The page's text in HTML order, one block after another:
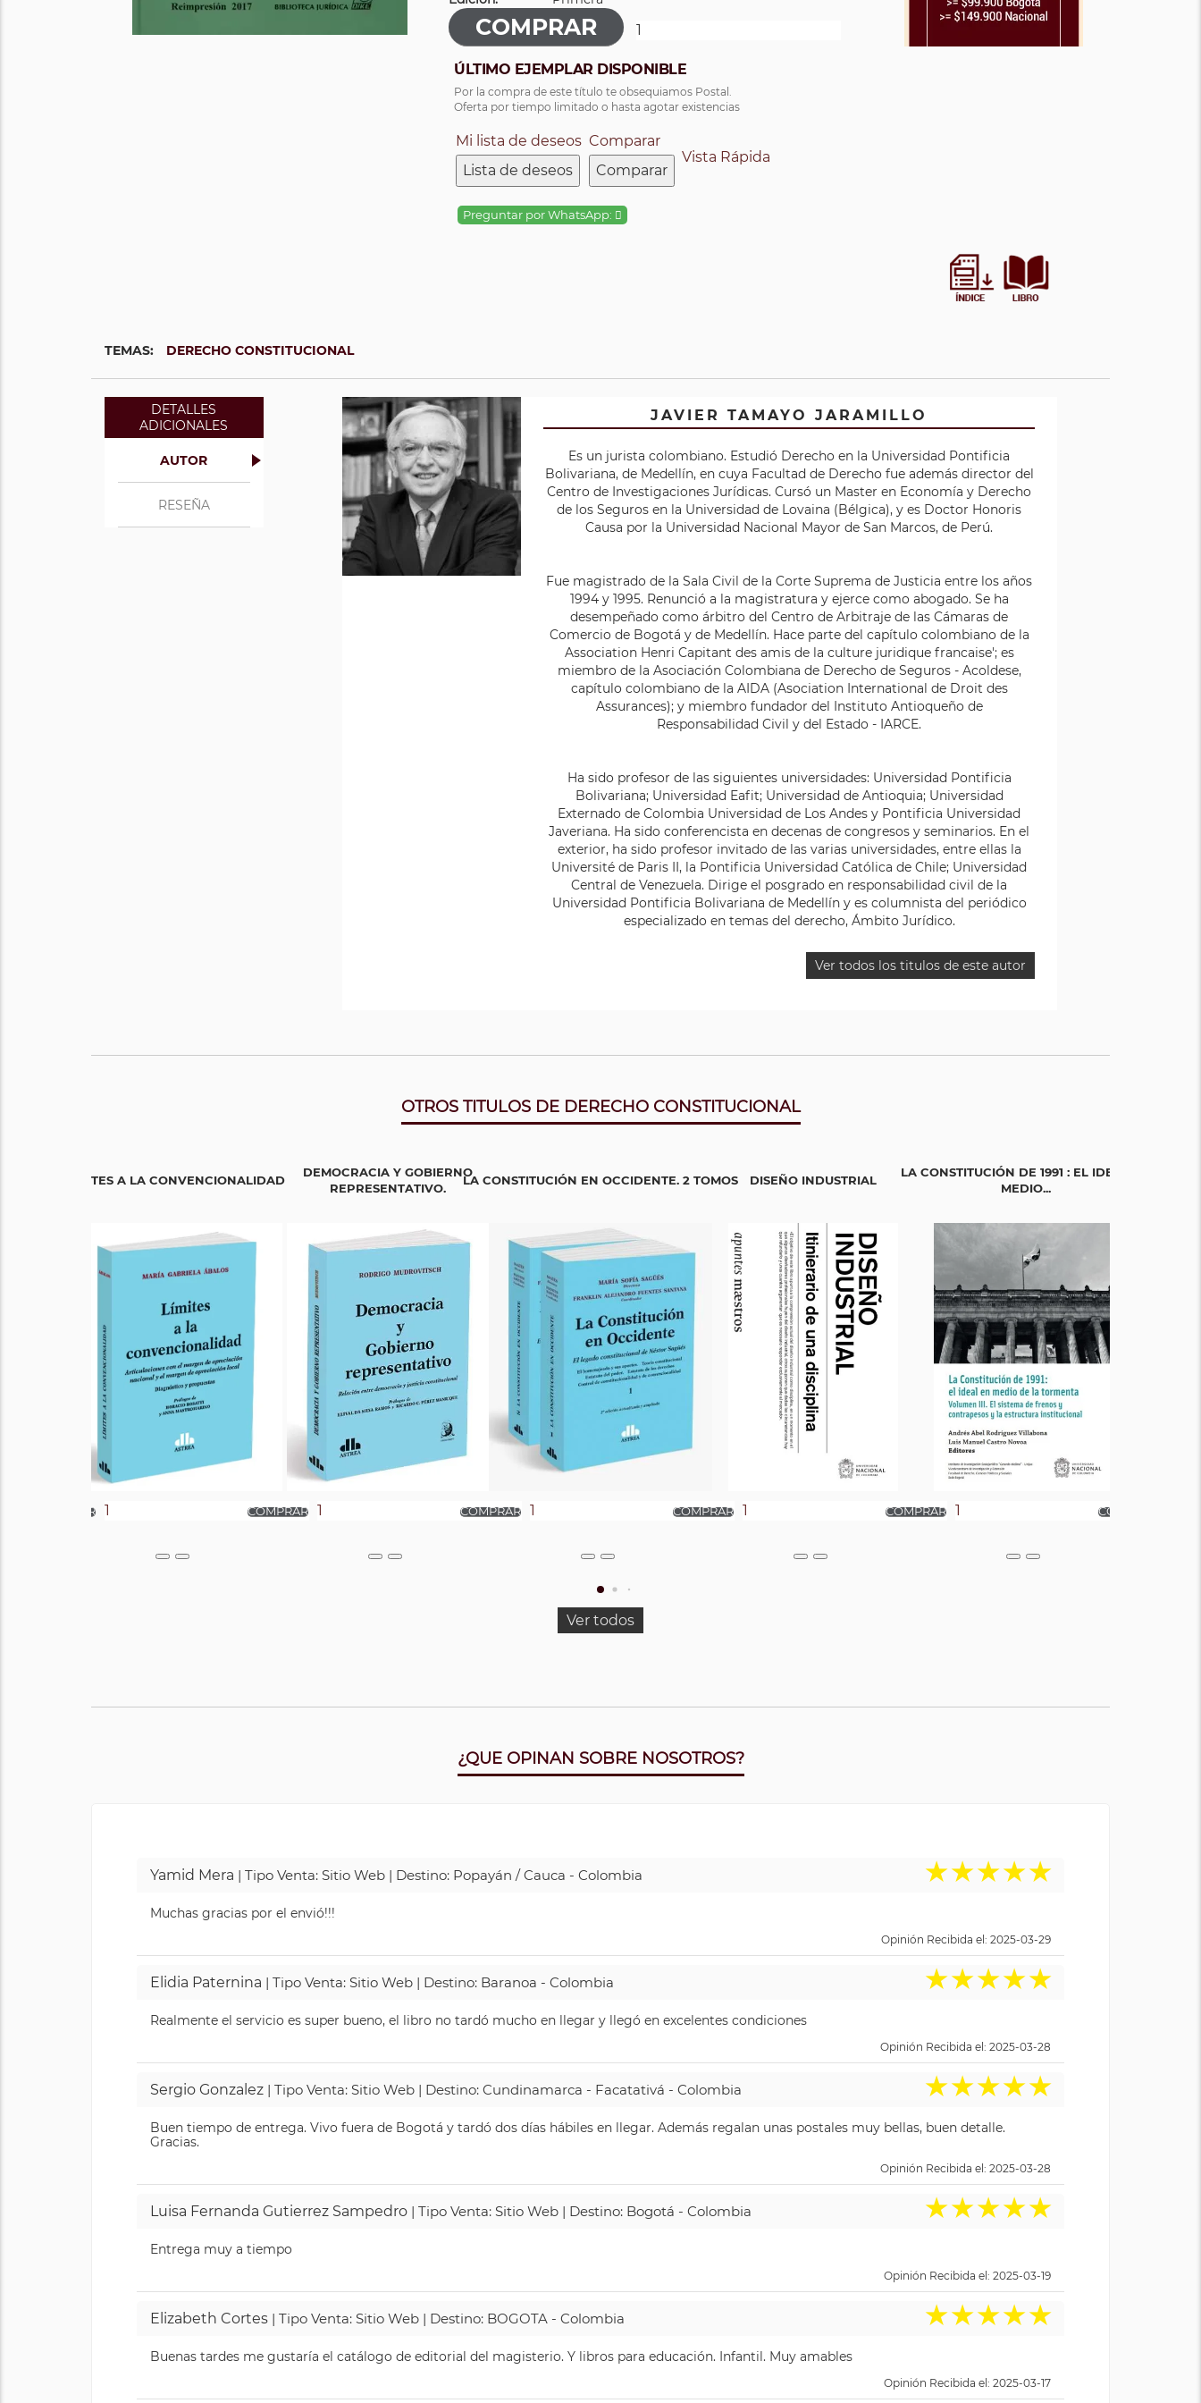
ÚLTIMO EJEMPLAR DISPONIBLE
Por la compra de este título te obsequiamos Postal.
Oferta por tiempo limitado o hasta agotar existencias
Mi lista de deseos
Lista de deseos
Comparar
Comparar
Vista Rápida
Preguntar por WhatsApp:
TEMAS: DERECHO CONSTITUCIONAL
DETALLES
ADICIONALES
AUTOR
RESEÑA
JAVIER TAMAYO JARAMILLO
Es un jurista colombiano. Estudió Derecho en la Universidad Pontificia
Bolivariana, de Medellín, en cuya Facultad de Derecho fue además director del
Centro de Investigaciones Jurídicas. Cursó un Master en Economía y Derecho
de los Seguros en la Universidad de Lovaina (Bélgica), y es Doctor Honoris
Causa por la Universidad Nacional Mayor de San Marcos, de Perú.
Fue magistrado de la Sala Civil de la Corte Suprema de Justicia entre los años
1994 y 1995. Renunció a la magistratura y ejerce como abogado. Se ha
desempeñado como árbitro del Centro de Arbitraje de las Cámaras de
Comercio de Bogotá y de Medellín. Hace parte del capítulo colombiano de la
Association Henri Capitant des amis de la culture juridique francaise'; es
miembro de la Asociación Colombiana de Derecho de Seguros - Acoldese,
capítulo colombiano de la AIDA (Asociation International de Droit des
Assurances); y miembro fundador del Instituto Antioqueño de
Responsabilidad Civil y del Estado - IARCE.
Ha sido profesor de las siguientes universidades: Universidad Pontificia
Bolivariana; Universidad Eafit; Universidad de Antioquia; Universidad
Externado de Colombia Universidad de Los Andes y Pontificia Universidad
Javeriana. Ha sido conferencista en decenas de congresos y seminarios. En el
exterior, ha sido profesor invitado de las varias universidades, entre ellas la
Université de Paris II, la Pontificia Universidad Católica de Chile; Universidad
Central de Venezuela. Dirige el posgrado en responsabilidad civil de la
Universidad Pontificia Bolivariana de Medellín y es columnista del periódico
especializado en temas del derecho, Ámbito Jurídico.
Ver todos los titulos de este autor
OTROS TITULOS DE DERECHO CONSTITUCIONAL
LÍMITES A LA CONVENCIONALIDAD
DEMOCRACIA Y GOBIERNO
REPRESENTATIVO.
LA CONSTITUCIÓN EN OCCIDENTE. 2 TOMOS DISEÑO INDUSTRIAL
LA CONSTITUCIÓN DE 1991 : EL IDEAL EN
MEDIO...
Ver todos
¿QUE OPINAN SOBRE NOSOTROS?
Yamid Mera | Tipo Venta: Sitio Web | Destino: Popayán / Cauca - Colombia ★★★★★
Muchas gracias por el envió!!!
Opinión Recibida el: 2025-03-29
Elidia Paternina | Tipo Venta: Sitio Web | Destino: Baranoa - Colombia ★★★★★
Realmente el servicio es super bueno, el libro no tardó mucho en llegar y llegó en excelentes condiciones
Opinión Recibida el: 2025-03-28
Sergio Gonzalez | Tipo Venta: Sitio Web | Destino: Cundinamarca - Facatativá - Colombia ★★★★★
Buen tiempo de entrega. Vivo fuera de Bogotá y tardó dos días hábiles en llegar. Además regalan unas postales muy bellas, buen detalle.
Gracias.
Opinión Recibida el: 2025-03-28
Luisa Fernanda Gutierrez Sampedro | Tipo Venta: Sitio Web | Destino: Bogotá - Colombia ★★★★★
Entrega muy a tiempo
Opinión Recibida el: 2025-03-19
Elizabeth Cortes | Tipo Venta: Sitio Web | Destino: BOGOTA - Colombia ★★★★★
Buenas tardes me gustaría el catálogo de editorial del magisterio. Y libros para educación. Infantil. Muy amables
Opinión Recibida el: 2025-03-17